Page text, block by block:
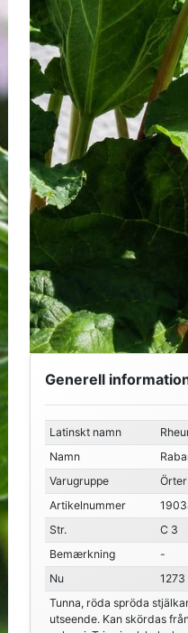
Generell
Latinskt namn
Namn
Varugruppe
Örter
Artikelnummer
Str.
C 3
Bemærkning
-
Nu
1273
Tunna, röda spröda
utseende. Kan skördas